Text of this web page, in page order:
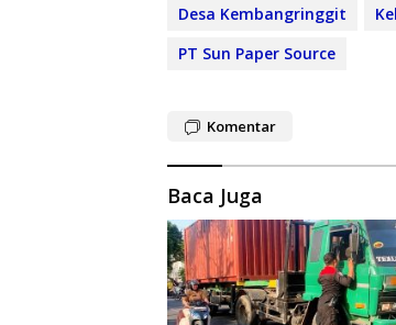
Desa Kembangringgit
PT Sun Paper Source
Komentar
Baca Juga